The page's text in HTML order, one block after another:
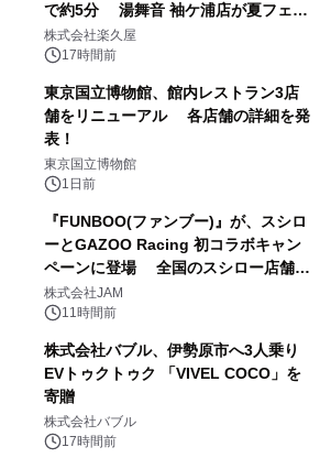
で約5分 湯舞音 袖ケ浦店が夏フェア
メニューを提供
株式会社楽久屋
17時間前
東京国立博物館、館内レストラン3店
舗をリニューアル 各店舗の詳細を発
表！
東京国立博物館
1日前
『FUNBOO(ファンブー)』が、スシロ
ーとGAZOO Racing 初コラボキャン
ペーンに登場 全国のスシロー店舗で
GR 4車種の FUNBOO(ミニカー)付き
メニューが展開されます
株式会社JAM
11時間前
株式会社バブル、伊勢原市へ3人乗り
EVトゥクトゥク 「VIVEL COCO」を
寄贈
株式会社バブル
17時間前